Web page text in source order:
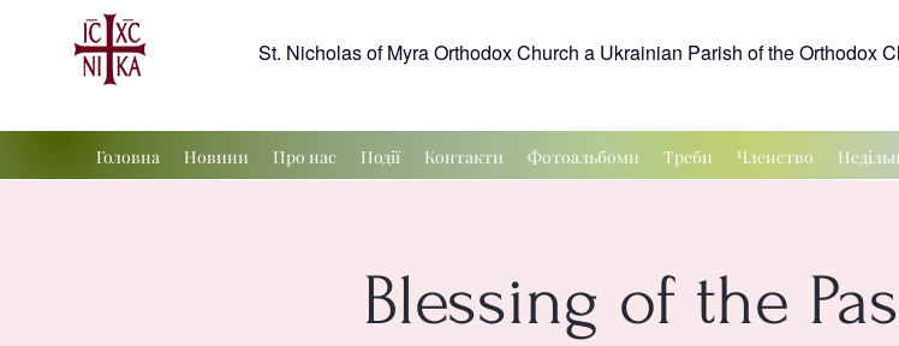
St. Nicholas of Myra Orthodox Church a Ukrainian Parish of the Orthodox
Головна Новини Про нас Події Контакти Фотоальбоми Треби Членство
Blessing of the